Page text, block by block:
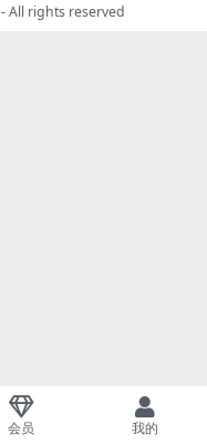
- All rights reserved
会员 我的